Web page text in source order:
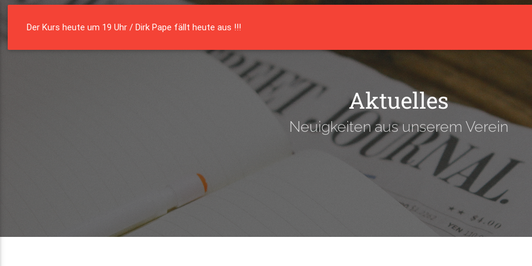
Der Kurs heute um 19 Uhr / Dirk Pape fällt heute aus !!!
Die Residenz Münster e. V.
Aktuelles
Neuigkeiten aus unserem Verein